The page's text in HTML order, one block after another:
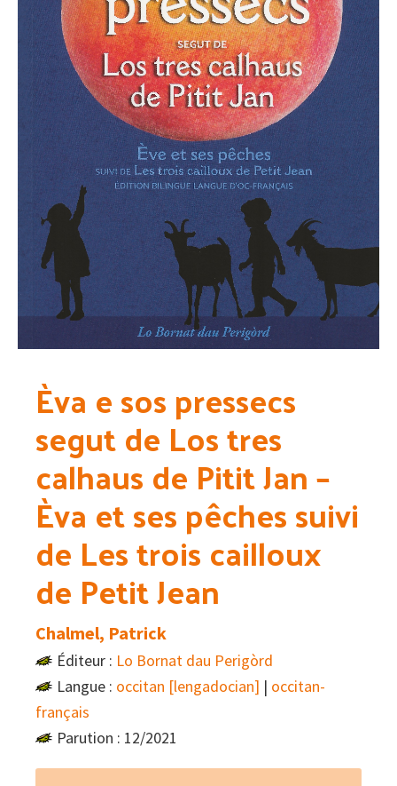
Èva e sos pressecs
segut de Los tres
calhaus de Pitit Jan –
Èva et ses pêches suivi
de Les trois cailloux
de Petit Jean
Chalmel, Patrick
Éditeur : Lo Bornat dau Perigòrd
Langue : occitan [lengadocian] | occitan-
français
Parution : 12/2021